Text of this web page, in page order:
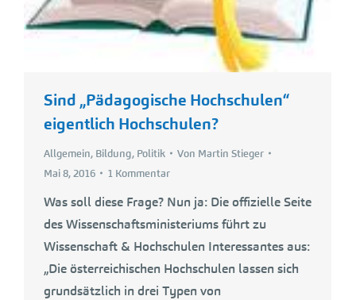
Sind „Pädagogische Hochschulen“
eigentlich Hochschulen?
Allgemein, Bildung, Politik Von Martin Stieger
Mai 8, 2016
1 Kommentar
Was soll diese Frage? Nun ja: Die offizielle Seite
des Wissenschaftsministeriums führt zu
Wissenschaft & Hochschulen Interessantes aus:
„Die österreichischen Hochschulen lassen sich
grundsätzlich in drei Typen von